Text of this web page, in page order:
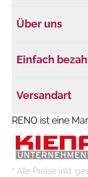
Über uns
Einfach
Versandart
RENO ist eine
* Alle Preise inkl.